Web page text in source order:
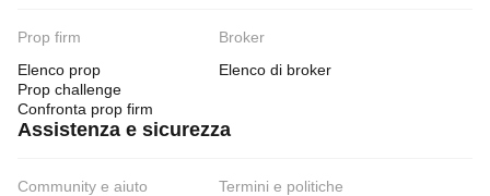
Prop firm
Elenco prop
Prop challenge
Confronta prop firm
Broker
Elenco di broker
Assistenza e sicurezza
Community e aiuto
Termini e politiche